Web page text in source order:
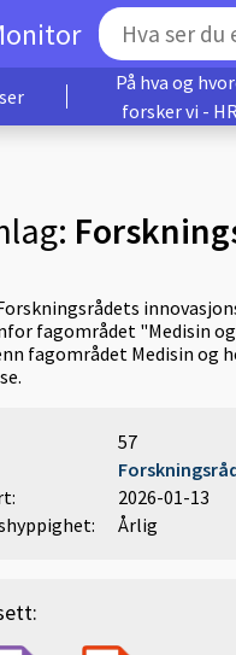
På hva og
forsker vi -
fagområdet "Medisin
fagområdet Medisin og
57
2026-01-13
Årlig